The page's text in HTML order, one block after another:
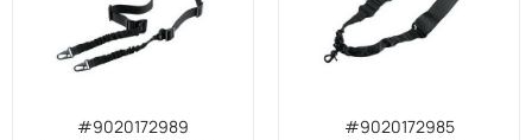
#9020172989
#9020172985